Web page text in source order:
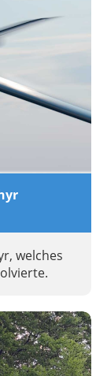
welches